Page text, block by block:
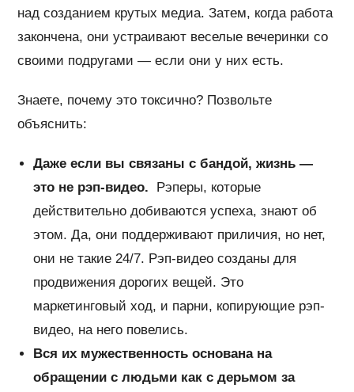
над созданием крутых медиа. Затем, когда работа
закончена, они устраивают веселые вечеринки со
своими подругами — если они у них есть.
Знаете, почему это токсично? Позвольте
объяснить:
Даже если вы связаны с бандой, жизнь —
это не рэп-видео.
Рэперы, которые
действительно добиваются успеха, знают об
этом. Да, они поддерживают приличия, но нет,
они не такие 24/7. Рэп-видео созданы для
продвижения дорогих вещей. Это
маркетинговый ход, и парни, копирующие рэп-
видео, на него повелись.
Вся их мужественность основана на
обращении с людьми как с дерьмом за